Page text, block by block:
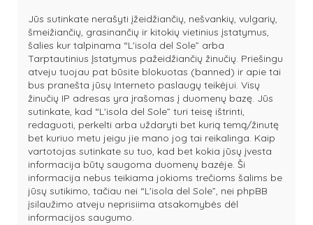
Jūs sutinkate nerašyti įžeidžiančių, nešvankių, vulgarių,
šmeižiančių, grasinančių ir kitokių vietinius įstatymus,
šalies kur talpinama “L'isola del Sole” arba
Tarptautinius Įstatymus pažeidžiančių žinučių. Priešingu
atveju tuojau pat būsite blokuotas (banned) ir apie tai
bus pranešta jūsų Interneto paslaugų teikėjui. Visų
žinučių IP adresas yra įrašomas į duomenų bazę. Jūs
sutinkate, kad “L'isola del Sole” turi teisę ištrinti,
redaguoti, perkelti arba uždaryti bet kurią temą/žinutę
bet kuriuo metu jeigu jie mano jog tai reikalinga. Kaip
vartotojas sutinkate su tuo, kad bet kokia jūsų įvesta
informacija būtų saugoma duomenų bazėje. Ši
informacija nebus teikiama jokioms trečioms šalims be
jūsų sutikimo, tačiau nei “L'isola del Sole”, nei phpBB
įsilaužimo atveju neprisiima atsakomybės dėl
informacijos saugumo.